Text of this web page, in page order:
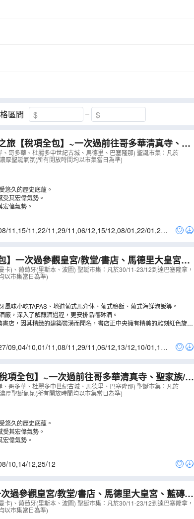
區間
旅【稅項全包】~一次過前往哥多華清真寺、聖
觀白色山城、塞哥納亞古城遊、安排欣賞佛蘭
、牛尾餐、小吃TAPS（LCSSD10M
哥多華、杜麗多中世紀古城、馬德里、巴塞隆那) 聖誕市集：凡於
厚聖誕氣氛(所有開放時間均以市集當日為準)
悠久的歷史底蘊。
其宏偉氣勢。
偉氣勢。
11,15/11 ,22/11 ,29/11 ,06/12,15/12,08/01 ,22/01 ,29/0
】一次過參觀皇宮/教堂/書店、馬德里大皇宮、
書店（LCSSG09N）
)、葡萄牙(里斯本、波圖) 聖誕市集：凡於30/11-23/12到達巴塞隆拿，
以市集當日為準)
味小吃TAPAS、地道葡式馬介休、葡式鴨飯、葡式海鮮泡飯等。
，深入了解釀酒過程，更安排品嚐砵酒。
店，因其精緻的建築裝潢而聞名，書店正中央擁有精美的雕刻紅色旋轉
點。
09,04/10,01/11 ,08/11 ,29/11 ,06/12,13/12,10/01 ,17/0
項全包】~一次過前往哥多華清真寺、聖家族/杜
山城、塞哥納亞古城遊、安排欣賞佛蘭明哥歌
餐、小吃TAPS（LCSSD09M
哥多華、杜麗多中世紀古城、馬德里、巴塞隆那) 聖誕市集：凡於
厚聖誕氣氛(所有開放時間均以市集當日為準)
悠久的歷史底蘊。
其宏偉氣勢。
偉氣勢。
10,14/12,25/12
過參觀皇宮/教堂/書店、馬德里大皇宮、藍磚/
（LCSSG08N）
)、葡萄牙(里斯本、波圖) 聖誕市集：凡於30/11-23/12到達巴塞隆拿，
以市集當日為準)